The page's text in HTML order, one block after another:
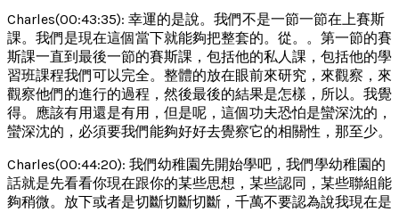
Charles(00:43:35): 幸運的是說。我們不是一節一節在上賽斯
課。我們是現在這個當下就能夠把整套的。從。。第一節的賽
斯課一直到最後一節的賽斯課，包括他的私人課，包括他的學
習班課程我們可以完全。整體的放在眼前來研究，來觀察，來
觀察他們的進行的過程，然後最後的結果是怎樣，所以。我覺
得。應該有用還是有用，但是呢，這個功夫恐怕是蠻深沈的，
蠻深沈的，必須要我們能夠好好去覺察它的相關性，那至少。
Charles(00:44:20): 我們幼稚園先開始學吧，我們學幼稚園的
話就是先看看你現在跟你的某些思想，某些認同，某些聯組能
夠稍微。放下或者是切斷切斷切斷，千萬不要認為說我現在是